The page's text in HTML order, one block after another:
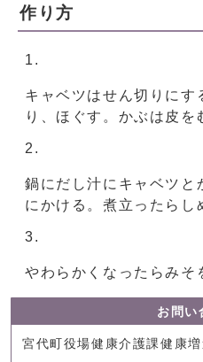
作り方
キャベツはせん切りにす
り、ほぐす。かぶは皮を
鍋にだし汁にキャベツと
にかける。煮立ったらし
やわらかくなったらみそ
お問い
宮代町役場健康介護課健康